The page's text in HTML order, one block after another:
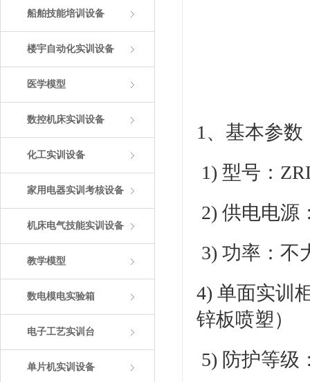
船舶技能培训设备
楼宇自动化实训设备
医学模型
数控机床实训设备
化工实训设备
家用电器实训考核设备
机床电气技能实训设备
教学模型
数电模电实验箱
电子工艺实训台
单片机实训设备
1、基本参数
1) 型号：
2) 供电电源
3) 功率：不
4) 单面实训
锌板喷塑）
5) 防护等级